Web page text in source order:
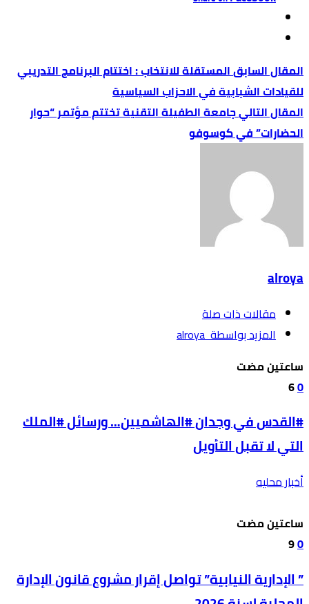
المستقلة للانتخاب : اختتام البرنامج التدريبي
للقيادات الشبابية في الاحزاب السياسية
جامعة الطفيلة التقنية تختتم مؤتمر “حوار
الحضارات” في كوسوفو
alroya
‫مقالات ذات صلة‬
‫‫المزيد بواسطة‬ ‬ alroya
‫‫‫‏‫ساعتين مضت‬
0
6
#القدس في وجدان #الهاشميين… ورسائل #الملك
التي لا تقبل التأويل
أخبار محليه
‫‫‫‏‫ساعتين مضت‬
0
9
” الإدارية النيابية” تواصل إقرار مشروع قانون الإدارة